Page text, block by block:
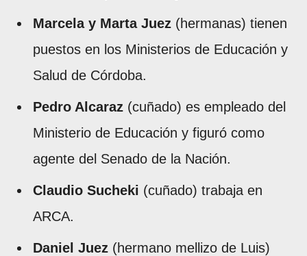
Marcela y Marta Juez (hermanas) tienen
puestos en los Ministerios de Educación y
Salud de Córdoba.
Pedro Alcaraz (cuñado) es empleado del
Ministerio de Educación y figuró como
agente del Senado de la Nación.
Claudio Sucheki (cuñado) trabaja en
ARCA.
Daniel Juez (hermano mellizo de Luis)